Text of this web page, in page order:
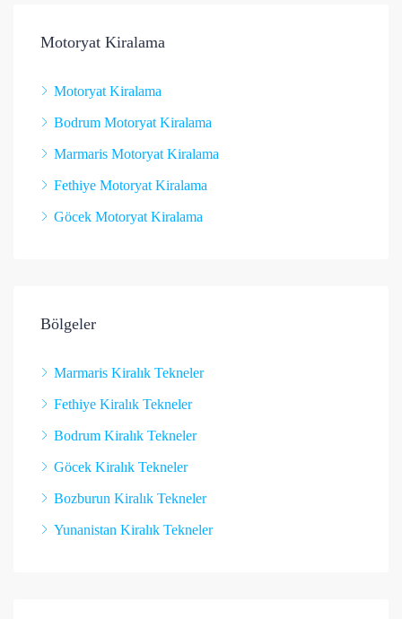
Motoryat Kiralama
Motoryat Kiralama
Bodrum Motoryat Kiralama
Marmaris Motoryat Kiralama
Fethiye Motoryat Kiralama
Göcek Motoryat Kiralama
Bölgeler
Marmaris Kiralık Tekneler
Fethiye Kiralık Tekneler
Bodrum Kiralık Tekneler
Göcek Kiralık Tekneler
Bozburun Kiralık Tekneler
Yunanistan Kiralık Tekneler